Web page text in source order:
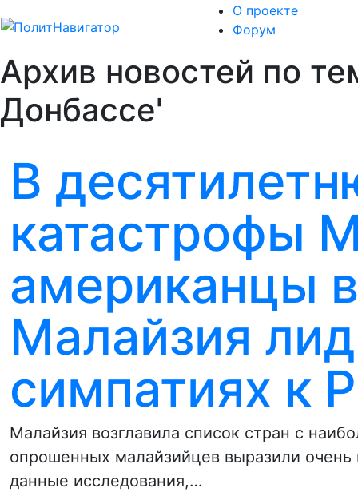
О проекте
Форум
Архив новостей по
Донбассе'
В
катастрофы
американцы
Малайзия
симпатиях к
Малайзия возглавила список стран с
опрошенных малайзийцев выразили
данные исследования,…